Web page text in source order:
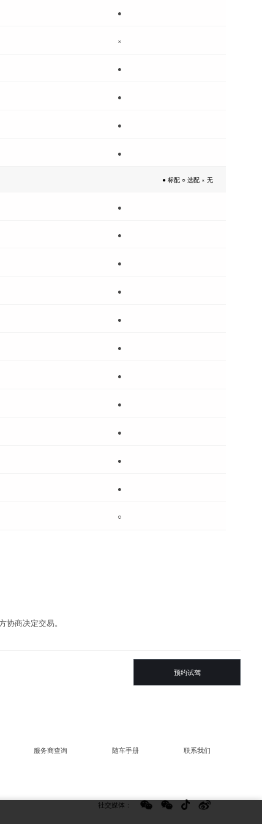
●
×
●
●
●
●
● 标配 ○ 选配 × 无
●
●
●
●
●
●
●
●
●
●
●
○
商决定交易。
预约试驾
服务商查询 随车手册 联系我们
社交媒体：